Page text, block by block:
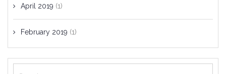
April 2019 (1)
February 2019 (1)